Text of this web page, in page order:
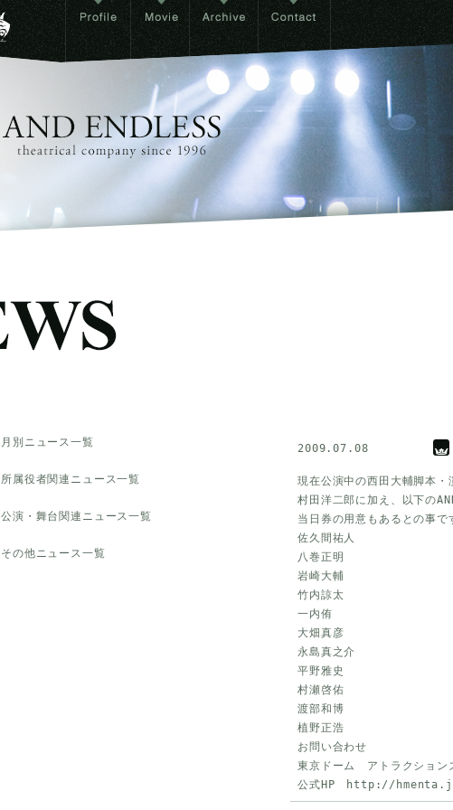
月別ニュース一覧
所属役者関連ニュース一覧
公演・舞台関連ニュース一覧
その他ニュース一覧
2009.07.08
現在公演中の西田大輔脚本・
村田洋二郎に加え、以下の
当日券の用意もあるとの事で
佐久間祐人
八巻正明
岩崎大輔
竹内諒太
一内侑
大畑真彦
永島真之介
平野雅史
村瀬啓佑
渡部和博
植野正浩
お問い合わせ
東京ドーム アトラクショ
公式HP
http://